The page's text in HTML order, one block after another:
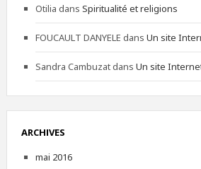
Otilia dans Spiritualité et religions
FOUCAULT DANYELE dans Un site
Sandra Cambuzatdans Un site
ARCHIVES
mai 2016